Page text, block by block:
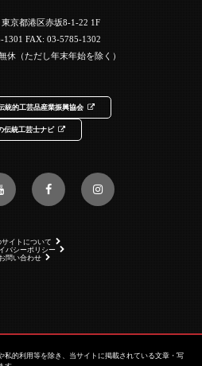
京都港区赤坂8-1-22 1F
1301 FAX: 03-5785-1302
休（ただし年末年始を除く）
統的工芸品産業振興協会
伝統工芸士ナビ
サイトについて
バシーポリシー
問い合わせ
私的利用等を除き、当サイトに掲載されている文章・写